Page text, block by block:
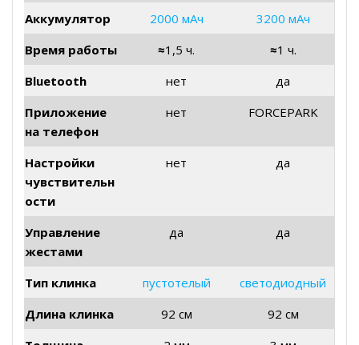
Аккумулятор 2000 мАч
3200 мАч
Время работы
≈1,5 ч. ≈1 ч.
Bluetooth
нет
да
Приложение
на телефон
нет FORCEPARK
Настройки
чувствительн
ости
нет да
Управление
жестами
да да
Тип клинка пустотелый
светодиодный
Длина клинка
92 см
92 см